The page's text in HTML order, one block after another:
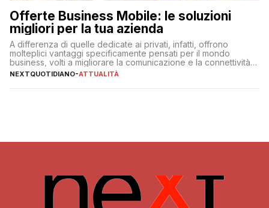
Offerte Business Mobile: le soluzioni
migliori per la tua azienda
A differenza di quelle dedicate ai privati, infatti, offrono
molteplici vantaggi specificamente pensati per il mondo
business, volti a migliorare la comunicazione e la connettività
degli utenti
NEXTQUOTIDIANO-ATTUALITÀ